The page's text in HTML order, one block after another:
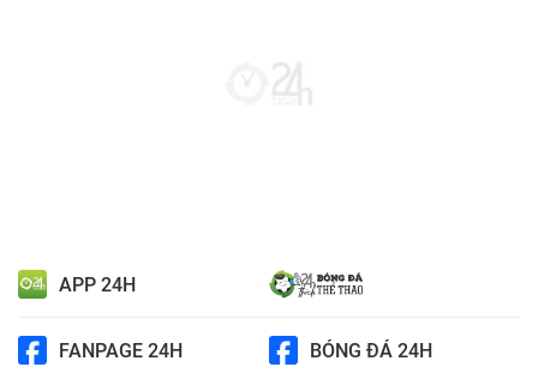
APP 24H
FANPAGE 24H BÓNG ĐÁ 24H